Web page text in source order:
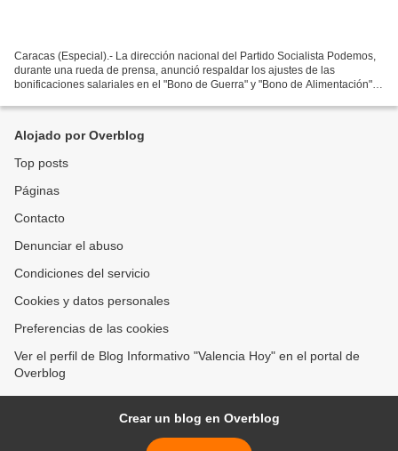
Caracas (Especial).- La dirección nacional del Partido Socialista Podemos,
durante una rueda de prensa, anunció respaldar los ajustes de las
bonificaciones salariales en el "Bono de Guerra" y "Bono de Alimentación"
Alojado por Overblog
Top posts
Páginas
Contacto
Denunciar el abuso
Condiciones del servicio
Cookies y datos personales
Preferencias de las cookies
Ver el perfil de Blog Informativo "Valencia Hoy" en el portal de
Overblog
Crear un blog en Overblog